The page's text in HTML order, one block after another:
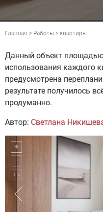
Главная > Работы > квартиры
Данный объект
использования каждого
предусмотрена
результате получилось
продуманно.
Автор: Светлана